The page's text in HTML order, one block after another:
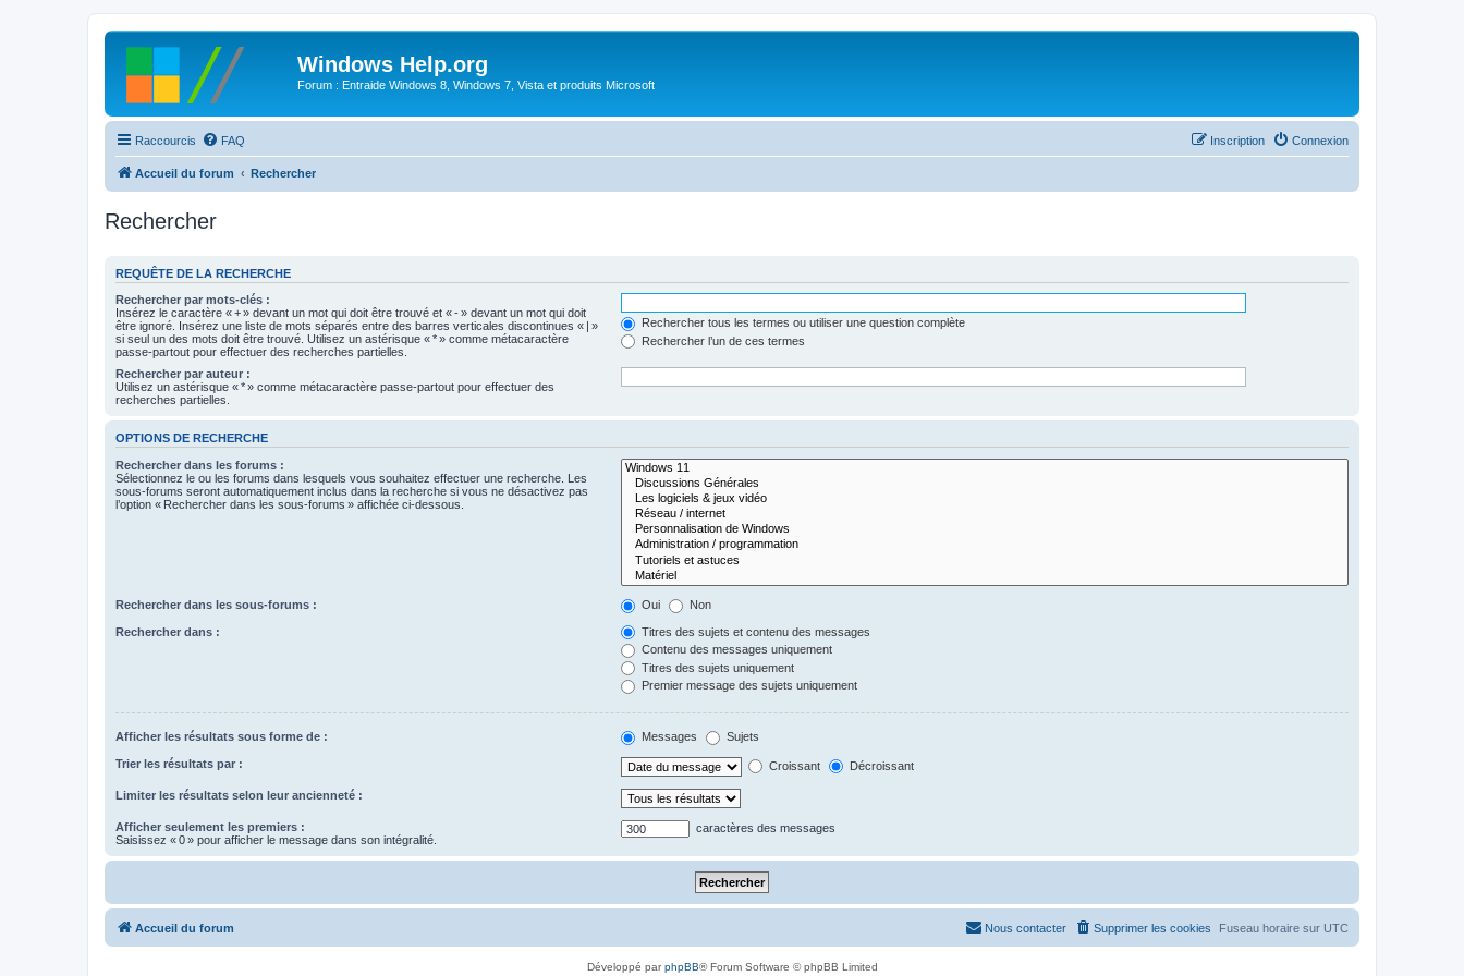
Windows Help.org
Forum : Entraide Windows 8, Windows 7, Vista et produits Microsoft
Raccourcis FAQ Connexion
Inscription
Accueil du forum Rechercher
Rechercher
REQUÊTE DE LA RECHERCHE
Rechercher par mots-clés :
Insérez le caractère « + » devant un mot qui doit être trouvé et « - » devant un mot qui doit
être ignoré. Insérez une liste de mots séparés entre des barres verticales discontinues « | »
si seul un des mots doit être trouvé. Utilisez un astérisque « * » comme métacaractère
passe-partout pour effectuer des recherches partielles.
Rechercher tous les termes ou utiliser une question complète
Rechercher l’un de ces termes
Rechercher par auteur :
Utilisez un astérisque « * » comme métacaractère passe-partout pour effectuer des
recherches partielles.
OPTIONS DE RECHERCHE
Rechercher dans les forums :
Sélectionnez le ou les forums dans lesquels vous souhaitez effectuer une recherche. Les
sous-forums seront automatiquement inclus dans la recherche si vous ne désactivez pas
l’option « Rechercher dans les sous-forums » affichée ci-dessous.
Rechercher dans les sous-forums : Oui Non
Rechercher dans :
Titres des sujets et contenu des messages
Contenu des messages uniquement
Titres des sujets uniquement
Premier message des sujets uniquement
Afficher les résultats sous forme de : Messages Sujets
Trier les résultats par : Croissant Décroissant
Limiter les résultats selon leur ancienneté :
Afficher seulement les premiers :
Saisissez « 0 » pour afficher le message dans son intégralité.
caractères des messages
Accueil du forum Fuseau horaire sur UTC
Supprimer les cookies
Nous contacter
Développé parphpBB® Forum Software © phpBB Limited